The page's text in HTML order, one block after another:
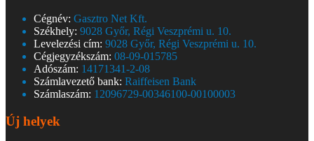
Cégnév: Gasztro Net Kft.
Székhely: 9028 Győr, Régi Veszprémi u. 10.
Levelezési cím: 9028 Győr, Régi Veszprémi u. 10.
Cégjegyzékszám: 08-09-015785
Adószám: 14171341-2-08
Számlavezető bank: Raiffeisen Bank
Számlaszám: 12096729-00346100-00100003
Új helyek